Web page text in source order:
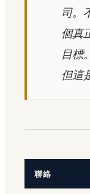
司。
個真
目標
但這
聯絡